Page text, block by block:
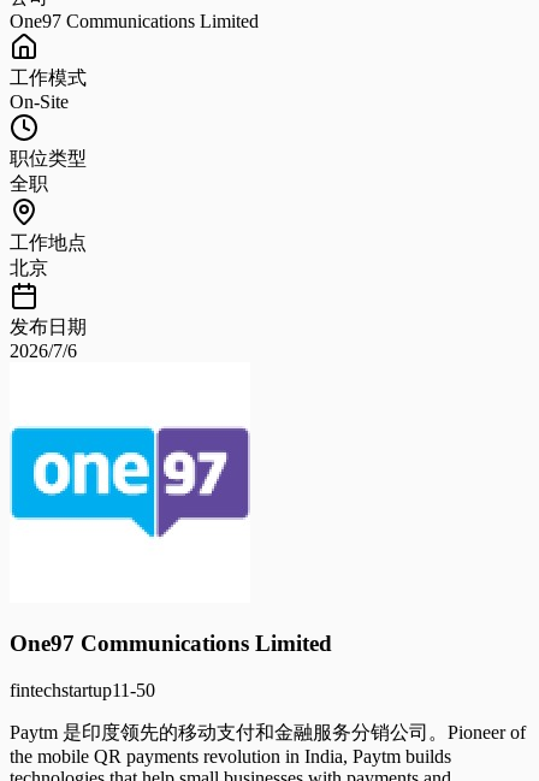
One97 Communications Limited
工作模式
On-Site
职位类型
全职
工作地点
北京
发布日期
2026/7/6
One97 Communications Limited
fintechstartup11-50
Paytm 是印度领先的移动支付和金融服务分销公司。Pioneer of
the mobile QR payments revolution in India, Paytm builds